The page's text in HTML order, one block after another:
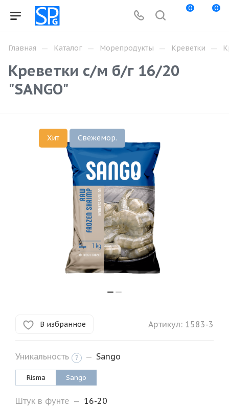
0 0
Главная — Каталог — Морепродукты — Креветки —
Креветки с/м б/г 16/20
"SANGO"
Хит Свежемор.
В избранное Артикул: 1583-3
Уникальность ? — Sango
Risma Sango
Штук в фунте — 16-20